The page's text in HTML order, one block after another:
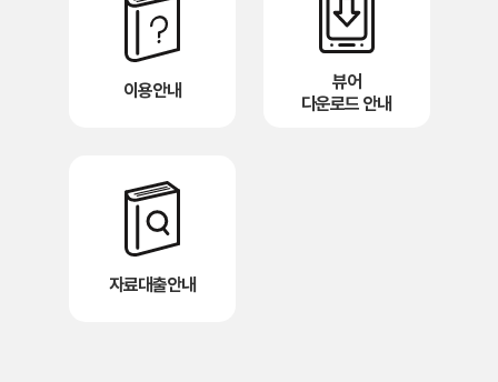
이용안내
뷰어
다운로드 안내
자료대출안내